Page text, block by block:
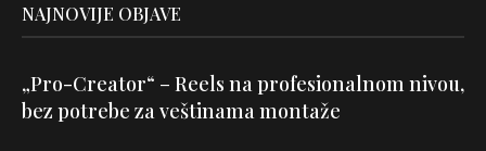
NAJNOVIJE OBJAVE
„Pro-Creator“ – Reels na profesionalnom nivou,
bez potrebe za veštinama montaže